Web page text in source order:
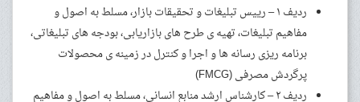
ردیف ۱ – رییس تبلیغات و تحقیقات بازار، مسلط به اصول و
مفاهیم تبلیغات، تهیه ی طرح های بازاریابی، بودجه های تبلیغاتی،
برنامه ریزی رسانه ها و اجرا و کنترل در زمینه ی محصولات
پرگردش مصرفی (FMCG)
ردیف ۲ – کارشناس ارشد منابع انسانی، مسلط به اصول و مفاهیم